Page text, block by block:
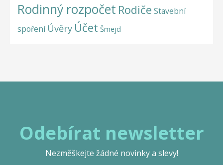
Rodinný rozpočet Rodiče Stavební
spoření Úvěry Účet Šmejd
Odebírat newsletter
Nezměškejte žádné novinky a slevy!